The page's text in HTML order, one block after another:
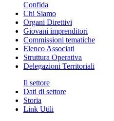
Confida
Chi Siamo
Organi Direttivi
Giovani imprenditori
Commissioni tematiche
Elenco Associati
Struttura Operativa
Delegazioni Territoriali
Il settore
Dati di settore
Storia
Link Utili